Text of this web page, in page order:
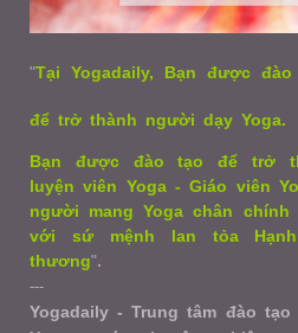
"Tại Yogadaily, Bạn được
để trở thành người dạy Yoga.
Bạn được đào tạo để trở
luyện viên Yoga - Giáo viên
người mang Yoga chân
với sứ mệnh lan tỏa
thương".
---
Yogadaily - Trung tâm đào tạo